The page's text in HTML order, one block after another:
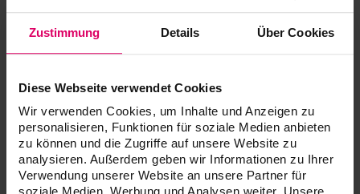
Zustimmung Details Über Cookies
Diese Webseite verwendet Cookies
Wir verwenden Cookies, um Inhalte und Anzeigen zu
personalisieren, Funktionen für soziale Medien anbieten
zu können und die Zugriffe auf unsere Website zu
analysieren. Außerdem geben wir Informationen zu Ihrer
Verwendung unserer Website an unsere Partner für
Artikel
VITA AKZENT® Plus Powder
VITA AKZENT Plus BODY STAINS, 3 g (Powder)